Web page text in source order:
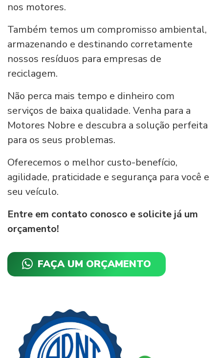
nos motores.
Também temos um compromisso ambiental,
armazenando e destinando corretamente
nossos resíduos para empresas de
reciclagem.
Não perca mais tempo e dinheiro com
serviços de baixa qualidade. Venha para a
Motores Nobre e descubra a solução perfeita
para os seus problemas.
Oferecemos o melhor custo-benefício,
agilidade, praticidade e segurança para você e
seu veículo.
Entre em contato conosco e solicite já um
orçamento!
FAÇA UM ORÇAMENTO